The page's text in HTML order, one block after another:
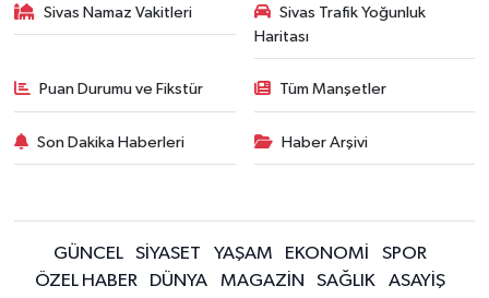
Sivas Namaz Vakitleri
Sivas Trafik Yoğunluk
Haritası
Puan Durumu ve Fikstür Tüm Manşetler
Son Dakika Haberleri Haber Arşivi
GÜNCEL SİYASET YAŞAM EKONOMİ
SPOR
ÖZEL HABER
DÜNYA MAGAZİN SAĞLIK
ASAYİŞ